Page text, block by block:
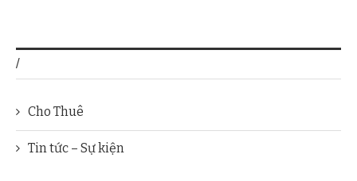
/
Cho Thuê
Tin tức – Sự kiện